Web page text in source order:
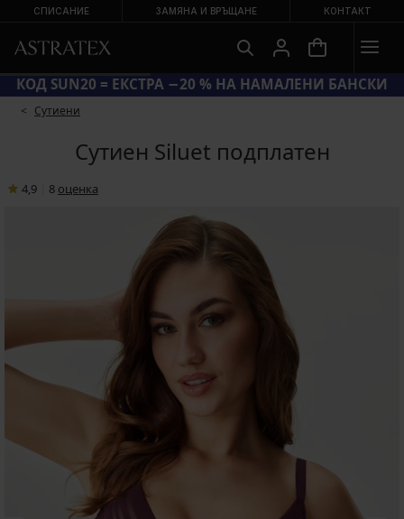
СПИСАНИЕ ЗАМЯНА И ВРЪЩАНЕ КОНТАКТ
КОД SUN20 = ЕКСТРА −20 % НА НАМАЛЕНИ БАНСКИ
Сутиени
Сутиен Siluet подплатен
4,9 8 oценка